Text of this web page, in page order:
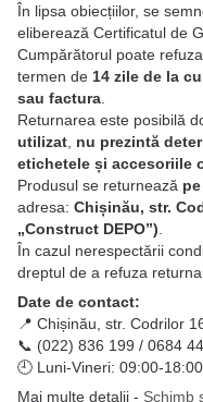
În lipsa obiecțiilor, se
eliberează Certificatul de
Cumpărătorul poate
termen de 14 zile de la
sau factura
Returnarea este posibilă
utilizat nu prezintă
etichetele și accesoriile
Produsul se returnează
adresa: Chișinău, str.
„Construct DEPO”)
În cazul nerespectării
dreptul de a refuza
Date de contact:
📍 Chișinău, str. Codrilor
📞 (022) 836 199 / 0684
🕘 Luni-Vineri: 09:00-
Mai multe detalii - Schimb